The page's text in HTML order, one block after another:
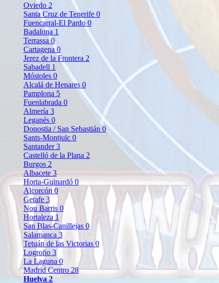
Oviedo 2
Santa Cruz de Tenerife 0
Fuencarral-El Pardo0
Badalona 1
Terrassa0
Cartagena0
Jerez de la Frontera 2
Sabadell 1
Móstoles 0
Alcalá de Henares 0
Pamplona 5
Fuenlabrada 0
Almería 3
Leganés 0
Donostia / San Sebastián 0
Sants-Montjuïc 0
Santander3
Castelló de la Plana 2
Burgos 2
Albacete3
Horta-Guinardó 0
Alcorcón 0
Getafe 3
Nou Barris 0
Hortaleza 1
San Blas-Canillejas0
Salamanca 3
Tetuán de las Victorias0
Logroño 3
La Laguna0
Madrid Centro 28
Huelva2